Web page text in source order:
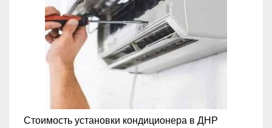
Стоимость установки кондиционера в ДНР